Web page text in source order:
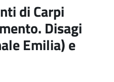
di Carpi
Disagi
Emilia) e